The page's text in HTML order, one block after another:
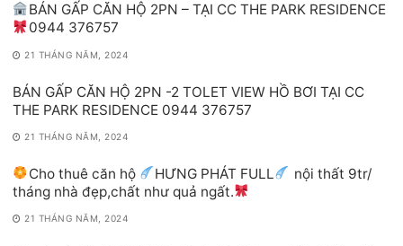
BÁN GẤP CĂN HỘ 2PN – TẠI CC THE PARK RESIDENCE
0944 376757
21 THÁNG NĂM, 2024
BÁN GẤP CĂN HỘ 2PN -2 TOLET VIEW HỒ BƠI TẠI CC
THE PARK RESIDENCE 0944 376757
21 THÁNG NĂM, 2024
Cho thuê căn hộ HƯNG PHÁT FULL
nội thất 9tr/
tháng nhà đẹp,chất như quả ngất.
21 THÁNG NĂM, 2024